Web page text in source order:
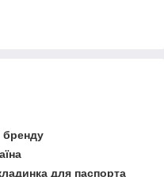
бренду
для паспорта